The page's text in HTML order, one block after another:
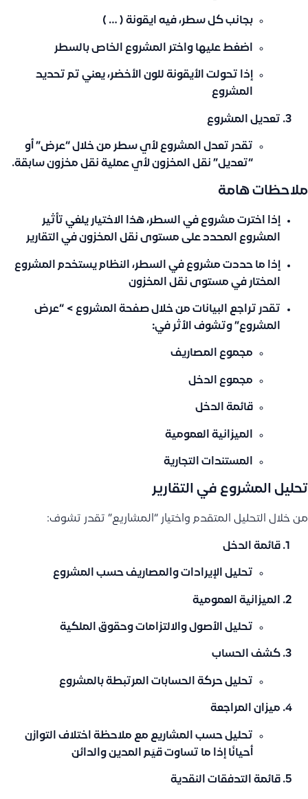
بجانب كل سطر، فيه ايقونة ( … )
اضغط عليها واختر المشروع الخاص بالسطر
إذا تحولت الأيقونة للون الأخضر، يعني تم تحديد
المشروع
تعديل المشروع
تقدر تعدل المشروع لأي سطر من خلال “عرض” أو
“تعديل” نقل المخزون لأي عملية نقل مخزون سابقة.
ملاحظات هامة
إذا اخترت مشروع في السطر، هذا الاختيار يلغي تأثير
المشروع المحدد على مستوى نقل المخزون في التقارير
إذا ما حددت مشروع في السطر، النظام يستخدم المشروع
المختار في مستوى نقل المخزون
تقدر تراجع البيانات من خلال صفحة المشروع > “عرض
المشروع” وتشوف الأثر في:
مجموع المصاريف
مجموع الدخل
قائمة الدخل
الميزانية العمومية
المستندات التجارية
تحليل المشروع في التقارير
من خلال التحليل المتقدم واختيار “المشاريع” تقدر تشوف:
قائمة الدخل
تحليل الإيرادات والمصاريف حسب المشروع
الميزانية العمومية
تحليل الأصول والالتزامات وحقوق الملكية
كشف الحساب
تحليل حركة الحسابات المرتبطة بالمشروع
ميزان المراجعة
تحليل حسب المشاريع مع ملاحظة اختلاف التوازن
أحيانًا إذا ما تساوت قيَم المدين والدائن
قائمة التدفقات النقدية